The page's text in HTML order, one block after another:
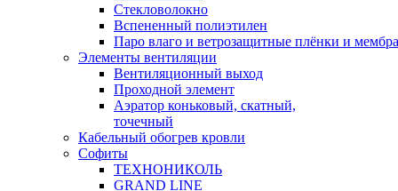
Стекловолокно
Вспененный полиэтилен
Паро влаго и ветрозащитные плёнки и
Элементы вентиляции
Вентиляционный выход
Проходной элемент
Аэратор коньковый, скатный,
точечный
Кабельный обогрев кровли
Софиты
ТЕХНОНИКОЛЬ
GRAND LINE